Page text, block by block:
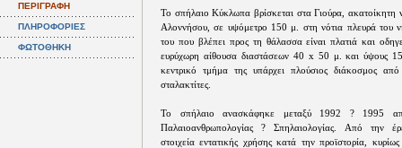
ΠΕΡΙΓΡΑΦΗ
ΠΛΗΡΟΦΟΡΙΕΣ
ΦΩΤΟΘΗΚΗ
Το σπήλαιο Κύκλωπα βρίσκεται στα Γιούρα, ακατοίκητη
Αλοννήσου, σε υψόμετρο 150 μ. στη νότια πλευρά του
του που βλέπει προς τη θάλασσα είναι πλατιά και
ευρύχωρη αίθουσα διαστάσεων 40 x 50 μ. και ύψους
κεντρικό τμήμα της υπάρχει πλούσιος διάκοσμος από
σταλακτίτες.
Το σπήλαιο ανασκάφηκε μεταξύ 1992 ? 1995
Παλαιοανθρωπολογίας ? Σπηλαιολογίας. Από την
στοιχεία εντατικής χρήσης κατά την προϊστορία,